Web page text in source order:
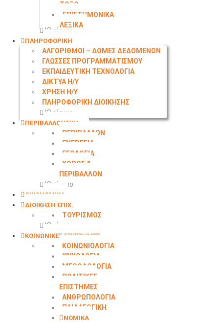
ΤΟΞΟ
ΕΠΙΣΤΗΜΟΝΙΚΑ
ΛΕΞΙΚΑ
Κλείσιμο
ΠΛΗΡΟΦΟΡΙΚΗ
ΑΛΓΟΡΙΘΜΟΙ – ΔΟΜΕΣ ΔΕΔΟΜΕΝΩΝ
ΓΛΩΣΣΕΣ ΠΡΟΓΡΑΜΜΑΤΙΣΜΟΥ
ΕΚΠΑΙΔΕΥΤΙΚΗ ΤΕΧΝΟΛΟΓΙΑ
ΔΙΚΤΥΑ Η/Υ
ΧΡΗΣΗ Η/Υ
ΠΛΗΡΟΦΟΡΙΚΗ ΔΙΟΙΚΗΣΗΣ
Κλείσιμο
ΠΕΡΙΒΑΛΛΟΝΤΙΚΑ
ΠΕΡΙΒΑΛΛΟΝ
ΕΝΕΡΓΕΙΑ
ΓΕΩΛΟΓΙΑ
ΧΩΡΟΣ &
ΠΕΡΙΒΑΛΛΟΝ
Κλείσιμο
ΟΙΚΟΝΟΜΙΚΑ
ΔΙΟΙΚΗΣΗ ΕΠΙΧ.
ΤΟΥΡΙΣΜΟΣ
Κλείσιμο
ΚΟΙΝΩΝΙΚΕΣ ΕΠΙΣΤΗΜΕΣ
ΚΟΙΝΩΝΙΟΛΟΓΙΑ
ΨΥΧΟΛΟΓΙΑ
ΜΕΘΟΔΟΛΟΓΙΑ
ΠΟΛΙΤΙΚΕΣ
ΕΠΙΣΤΗΜΕΣ
ΑΝΘΡΩΠΟΛΟΓΙΑ
ΠΑΙΔΑΓΩΓΙΚΗ
ΝΟΜΙΚΑ